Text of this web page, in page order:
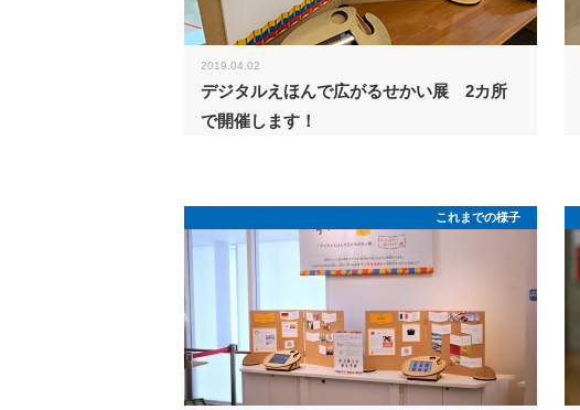
2019.04.02
デジタルえほんで広がるせかい展 2カ所
で開催します！
これまでの様子